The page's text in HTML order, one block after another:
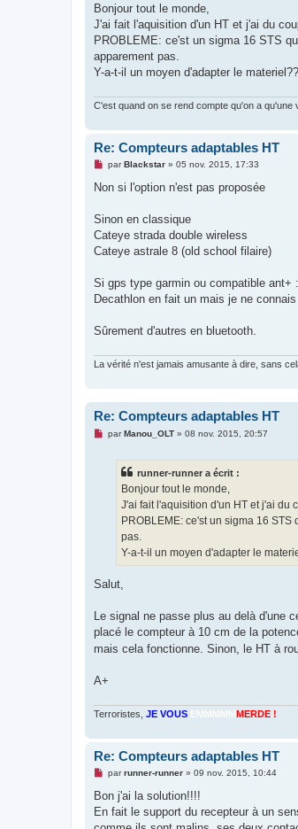
s
a
g
n
o
Bonjour tout le monde,
J'ai fait l'aquisition d'un HT et j'ai du
PROBLEME: ce'st un sigma 16 STS
apparement pas.
Y-a-t-il un moyen d'adapter le materiel??
C'est quand on se rend compte qu'on a qu'une
Re: Compteurs adaptables HT
M
s
g
n
o
u
par Blackstar» 05 nov. 2015, 17:33
Non si l'option n'est pas proposée
Sinon en classique
Cateye strada double wireless
Cateye astrale 8 (old school filaire)
Si gps type garmin ou compatible
Decathlon en fait un mais je ne
Sûrement d'autres en bluetooth.
La vérité n'est jamais amusante à dire, sans
Re: Compteurs adaptables HT
MparManou_OLT» 08 nov. 2015, 20:57
runner-runner a écrit :
Bonjour tout le monde,
J'ai fait l'aquisition d'un HT et j'ai du
PROBLEME: ce'st un sigma 16
pas.
Y-a-t-il un moyen d'adapter le
Salut,
Le signal ne passe plus au delà d'une
placé le compteur à 10 cm de la
mais cela fonctionne. Sinon, le HT à
A+
Terroristes, JE VOUS EMMMMMMERDE !
Re: Compteurs adaptables HT
M
s
a
g
parrunner-runner» 09 nov. 2015, 10:44
Bon j'ai la solution!!!!
En fait le support du recepteur à un